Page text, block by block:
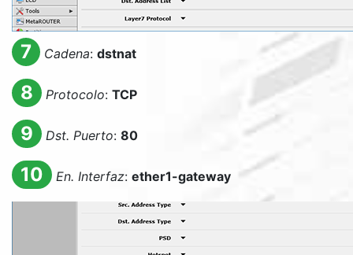
7 Cadena: dstnat
8 Protocolo: TCP
9 Dst. Puerto: 80
10 En. Interfaz: ether1-gateway